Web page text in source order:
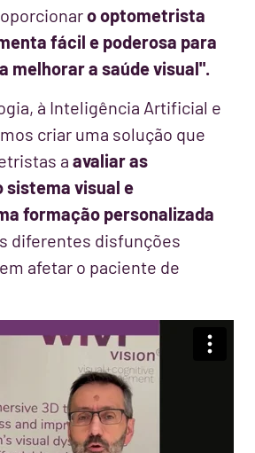
o optometrista
fácil e poderosa para
melhorar a saúde visual".
à Inteligência Artificial e
criar uma solução que
a avaliar as
sistema visual e
formação personalizada
diferentes disfunções
afetar o paciente de